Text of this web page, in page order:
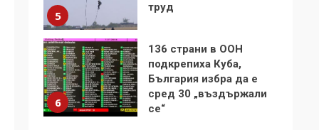
5
труд
6
136 страни в ООН
подкрепиха Куба,
България избра да е
сред 30 „въздържали
се“